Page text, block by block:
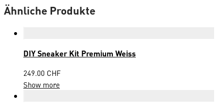
Ähnliche Produkte
DIY Sneaker Kit Premium Weiss
249.00 CHF
Show more